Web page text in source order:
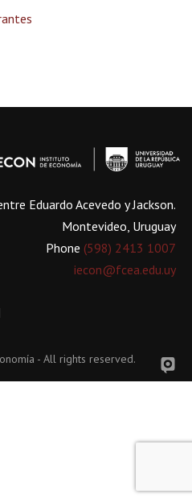
Eduardo Acevedo y Jackson.
Montevideo, Uruguay
Phone (598) 2413 1007
iecon@fcea.edu.uy
- All rights reserved.